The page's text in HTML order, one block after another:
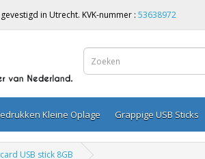
in Utrecht. KVK-nummer : 53638972
Kleine Oplage Grappige USB Sticks
USB stick 8GB